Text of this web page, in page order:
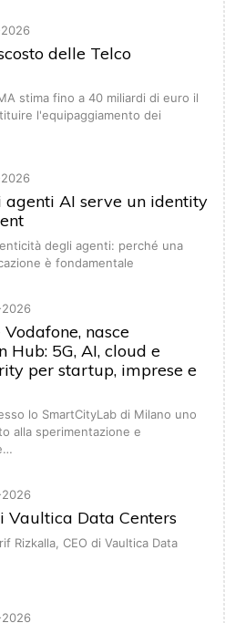
delle Telco
stima fino a 40 miliardi di euro il
l'equipaggiamento dei
agenti AI serve un identity
degli agenti: perché una
è fondamentale
nasce
Hub: 5G, AI, cloud e
per startup, imprese e
lo SmartCityLab di Milano uno
alla sperimentazione e
Vaultica Data Centers
Rizkalla, CEO di Vaultica Data